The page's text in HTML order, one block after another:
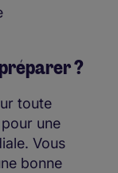
?
toute
une
Vous
bonne